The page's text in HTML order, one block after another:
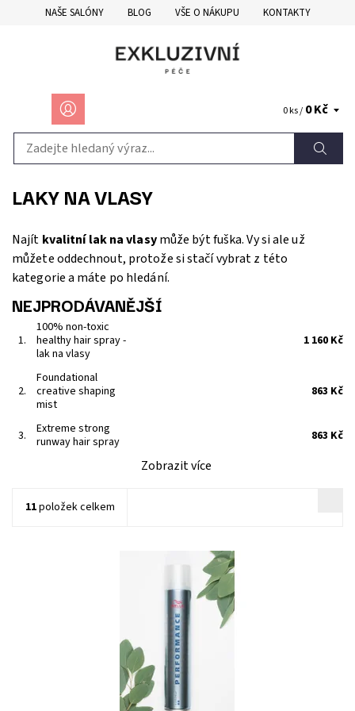
NAŠE SALÓNY BLOG VŠE O NÁKUPU KONTAKTY
0 ks / 0 Kč
LAKY NA VLASY
Najít kvalitní lak na vlasymůže být fuška. Vy si ale už
můžete oddechnout, protože si stačí vybrat z této
kategorie a máte po hledání.
NEJPRODÁVANĚJŠÍ
1.
100% non-toxic
healthy hair spray -
lak na vlasy
1 160 Kč
2.
Foundational
creative shaping
mist
863 Kč
3.
Extreme strong
runway hair spray
863 Kč
Zobrazit více
11položek celkem